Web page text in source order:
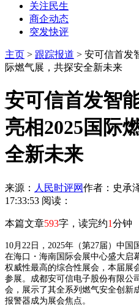
关注民生
商企动态
突发快评
主页 > 跟踪报道 > 安可信首发
际燃气展，共探安全新未来
安可信首发智
亮相2025国际
全新未来
来源： 人民时评网作者：史承
17:33:53 阅读：
本篇文章593字，读完约1分钟
10月22日，2025年（第27届）中
在海口・海南国际会展中心盛大启
权威性最高的综合性展会，本届展
参展。成都安可信电子股份有限公
会，展示了其全系列燃气安全创新
报警器成为展会焦点。